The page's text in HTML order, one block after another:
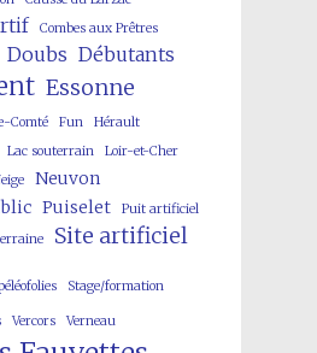
Combes aux Prêtres
Doubs Débutants
Essonne
Comté Fun
Hérault
Lac souterrain Loir-et-Cher
Neuvon
Puiselet
Puit artificiel
Site artificiel
Stage/formation
Vercors Verneau